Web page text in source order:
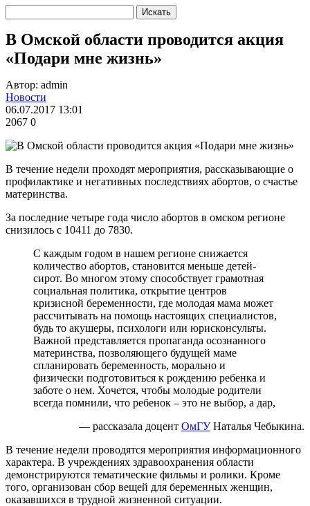
В Омской области проводится акция
«Подари мне жизнь»
Автор: admin
Новости
06.07.2017 13:01
2067 0
В течение недели проходят мероприятия, рассказывающие о
профилактике и негативных последствиях абортов, о счастье
материнства.
За последние четыре года число абортов в омском регионе
снизилось с 10411 до 7830.
С каждым годом в нашем регионе снижается
количество абортов, становится меньше детей-
сирот. Во многом этому способствует грамотная
социальная политика, открытие центров
кризисной беременности, где молодая мама может
рассчитывать на помощь настоящих специалистов,
будь то акушеры, психологи или юрисконсульты.
Важной представляется пропаганда осознанного
материнства, позволяющего будущей маме
спланировать беременность, морально и
физически подготовиться к рождению ребенка и
заботе о нем. Хочется, чтобы молодые родители
всегда помнили, что ребенок – это не выбор, а дар,
— рассказала доцент ОмГУНаталья Чебыкина.
В течение недели проводятся мероприятия информационного
характера. В учреждениях здравоохранения области
демонстрируются тематические фильмы и ролики. Кроме
того, организован сбор вещей для беременных женщин,
оказавшихся в трудной жизненной ситуации.